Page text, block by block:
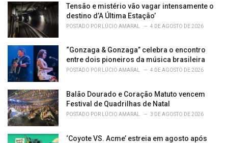
Tensão e mistério vão vagar intensamente o
destino d’A Última Estação’
POSTADO POR LÚCIO AMARAL 4 DE AGOSTO DE 2026
“Gonzaga & Gonzaga” celebra o encontro
entre dois pioneiros da música brasileira
POSTADO POR LÚCIO AMARAL 4 DE AGOSTO DE 2026
Balão Dourado e Coração Matuto vencem
Festival de Quadrilhas de Natal
POSTADO POR LÚCIO AMARAL 3 DE AGOSTO DE 2026
‘Coyote VS. Acme’ estreia em agosto após